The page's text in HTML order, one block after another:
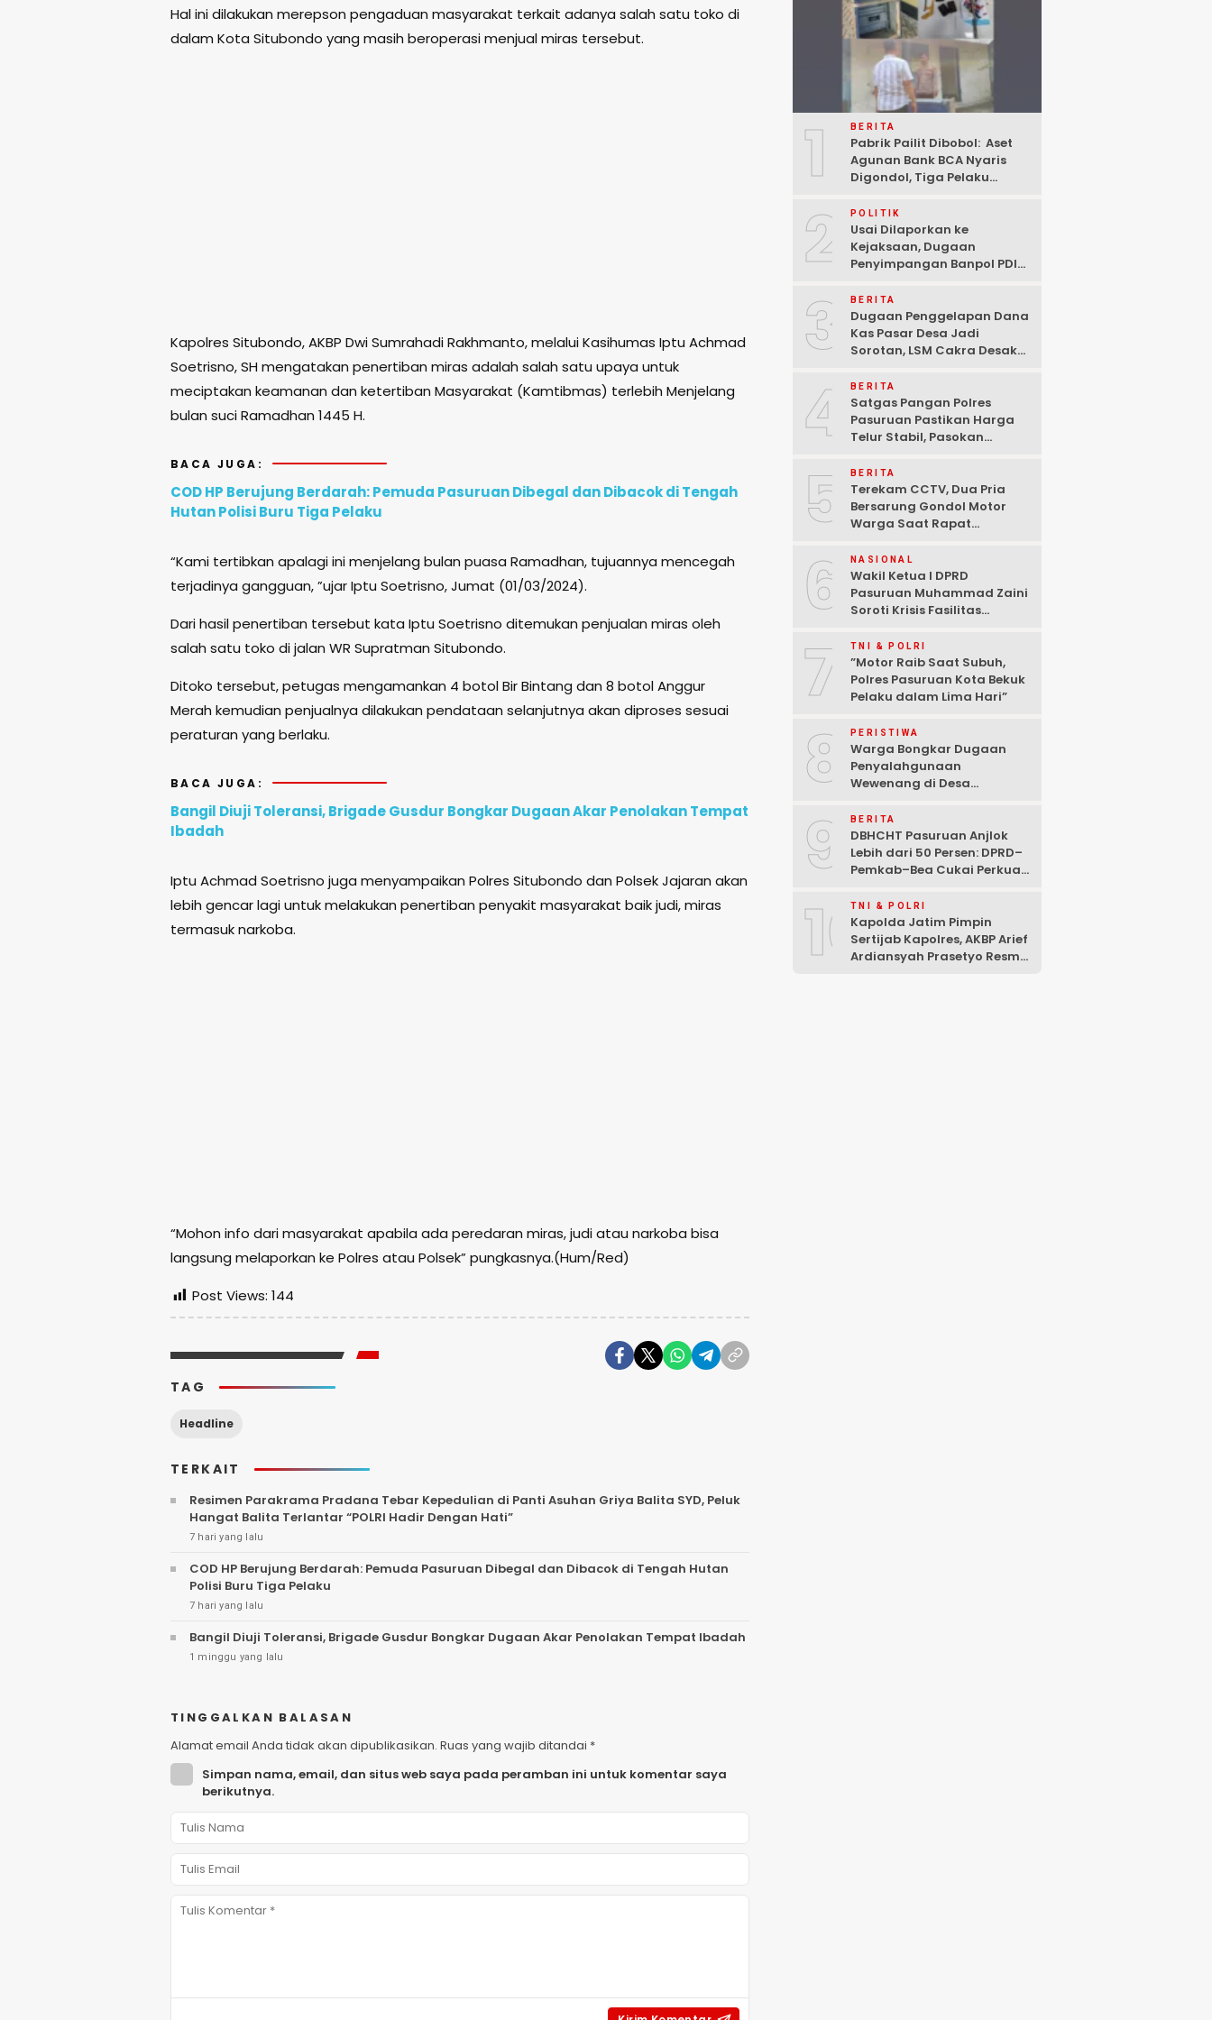
Hal ini dilakukan merepson pengaduan masyarakat terkait adanya salah satu toko di
dalam Kota Situbondo yang masih beroperasi menjual miras tersebut.
Kapolres Situbondo, AKBP Dwi Sumrahadi Rakhmanto, melalui Kasihumas Iptu Achmad
Soetrisno, SH mengatakan penertiban miras adalah salah satu upaya untuk
meciptakan keamanan dan ketertiban Masyarakat (Kamtibmas) terlebih Menjelang
bulan suci Ramadhan 1445 H.
BACA JUGA:
COD HP Berujung Berdarah: Pemuda Pasuruan Dibegal dan Dibacok di Tengah
Hutan Polisi Buru Tiga Pelaku
“Kami tertibkan apalagi ini menjelang bulan puasa Ramadhan, tujuannya mencegah
terjadinya gangguan, ”ujar Iptu Soetrisno, Jumat (01/03/2024).
Dari hasil penertiban tersebut kata Iptu Soetrisno ditemukan penjualan miras oleh
salah satu toko di jalan WR Supratman Situbondo.
Ditoko tersebut, petugas mengamankan 4 botol Bir Bintang dan 8 botol Anggur
Merah kemudian penjualnya dilakukan pendataan selanjutnya akan diproses sesuai
peraturan yang berlaku.
BACA JUGA:
Bangil Diuji Toleransi, Brigade Gusdur Bongkar Dugaan Akar Penolakan Tempat
Ibadah
Iptu Achmad Soetrisno juga menyampaikan Polres Situbondo dan Polsek Jajaran akan
lebih gencar lagi untuk melakukan penertiban penyakit masyarakat baik judi, miras
termasuk narkoba.
“Mohon info dari masyarakat apabila ada peredaran miras, judi atau narkoba bisa
langsung melaporkan ke Polres atau Polsek” pungkasnya.(Hum/Red)
Post Views: 144
TAG
Headline
TERKAIT
Resimen Parakrama Pradana Tebar Kepedulian di Panti Asuhan Griya Balita SYD, Peluk
Hangat Balita Terlantar “POLRI Hadir Dengan Hati”
7 hari yang lalu
COD HP Berujung Berdarah: Pemuda Pasuruan Dibegal dan Dibacok di Tengah Hutan
Polisi Buru Tiga Pelaku
7 hari yang lalu
Bangil Diuji Toleransi, Brigade Gusdur Bongkar Dugaan Akar Penolakan Tempat Ibadah
1 minggu yang lalu
TINGGALKAN BALASAN
Alamat email Anda tidak akan dipublikasikan. Ruas yang wajib ditandai *
Simpan nama, email, dan situs web saya pada peramban ini untuk komentar saya
berikutnya.
1 BERITA
Pabrik Pailit Dibobol: Aset
Agunan Bank BCA Nyaris
Digondol, Tiga Pelaku
Pasuruan
2 POLITIK
Usai Dilaporkan ke
Kejaksaan, Dugaan
Penyimpangan Banpol PDIP
Tuntas “6 Eks Ketua PAC
Cabut Laporan”
3 BERITA
Dugaan Penggelapan Dana
Kas Pasar Desa Jadi
Sorotan, LSM Cakra Desak
4 BERITA
Satgas Pangan Polres
Pasuruan Pastikan Harga
Telur Stabil, Pasokan
Kekhawatiran Fluktuasi
5 BERITA
Terekam CCTV, Dua Pria
Bersarung Gondol Motor
Warga Saat Rapat
6 NASIONAL
Wakil Ketua I DPRD
Pasuruan Muhammad Zaini
Soroti Krisis Fasilitas
Anggaran
7 TNI & POLRI
‎”Motor Raib Saat Subuh,
Polres Pasuruan Kota Bekuk
Pelaku dalam Lima Hari” ‎
8 PERISTIWA
Warga Bongkar Dugaan
Penyalahgunaan
Wewenang di Desa
Mencuat
9 BERITA
DBHCHT Pasuruan Anjlok
Lebih dari 50 Persen: DPRD–
Pemkab–Bea Cukai Perkuat
Rokok Ilegal
10TNI & POLRI
Kapolda Jatim Pimpin
Sertijab Kapolres, AKBP Arief
Ardiansyah Prasetyo Resmi